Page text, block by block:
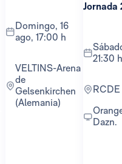
domingo, 16
ago, 17:00 h
VELTINS-Arena
de
Gelsenkirchen
(Alemania)
Jornada
sábado, 22 ago,
21:30 h
Orange TV y
Dazn.